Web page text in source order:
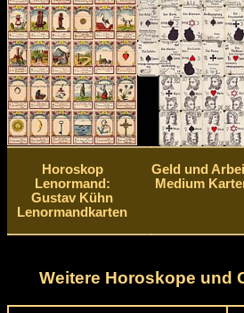
Horoskop
Lenormand:
Gustav Kühn
Lenormandkarten
Geld und
Medium
Weitere Horoskope und